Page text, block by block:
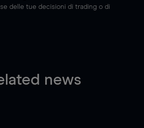
delle tue decisioni di trading o di
news